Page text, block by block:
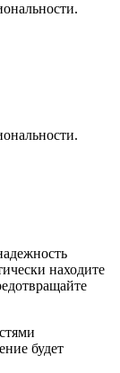
находите
будет